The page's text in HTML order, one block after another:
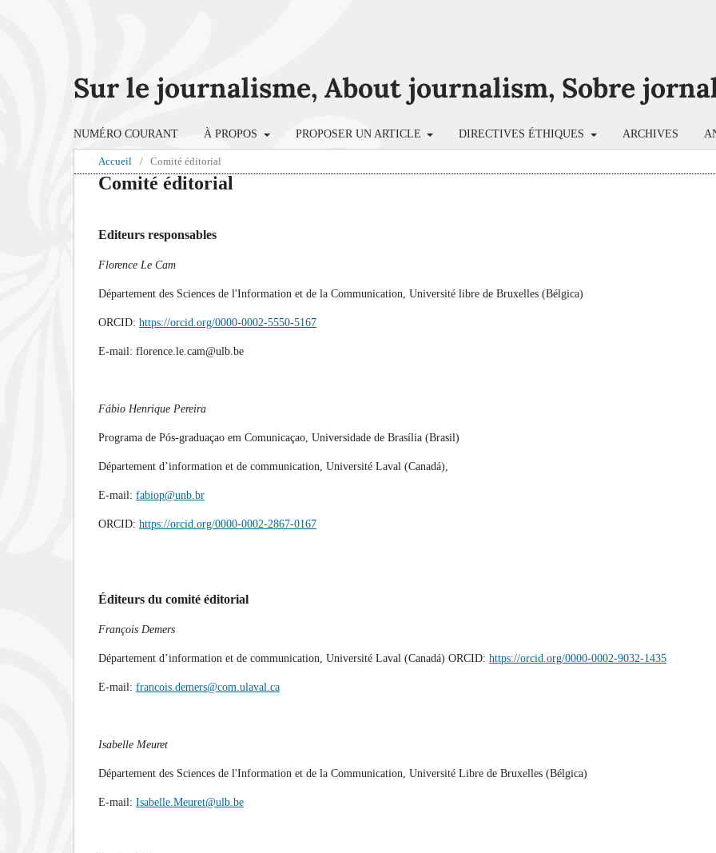
Sur le journalisme, About journalism, Sobre
NUMÉRO COURANT À PROPOS PROPOSER UN ARTICLE DIRECTIVES ÉTHIQUES ARCHIVES
Accueil / Comité éditorial
Comité éditorial
Editeurs responsables
Florence Le Cam
Département des Sciences de l'Information et de la Communication, Université libre de Bruxelles (Bélgica)
ORCID: https://orcid.org/0000-0002-5550-5167
E-mail: florence.le.cam@ulb.be
Fábio Henrique Pereira
Programa de Pós-graduaçao em Comunicaçao, Universidade de Brasília (Brasil)
Département d’information et de communication, Université Laval (Canadá),
E-mail: fabiop@unb.br
ORCID: https://orcid.org/0000-0002-2867-0167
Éditeurs du comité éditorial
François Demers
Département d’information et de communication, Université Laval (Canadá) ORCID: https://orcid.org/0000-0002-9032-1435
E-mail: francois.demers@com.ulaval.ca
Isabelle Meuret
Département des Sciences de l'Information et de la Communication, Université Libre de Bruxelles (Bélgica)
E-mail: Isabelle.Meuret@ulb.be